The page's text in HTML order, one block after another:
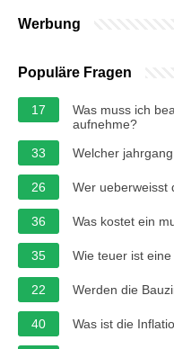
Werbung
Populäre Fragen
17
Was muss ich
aufnehme?
33
Welcher
26 Wer ueberweisst
36 Was kostet ein
35 Wie teuer ist
22 Werden die
40 Was ist die